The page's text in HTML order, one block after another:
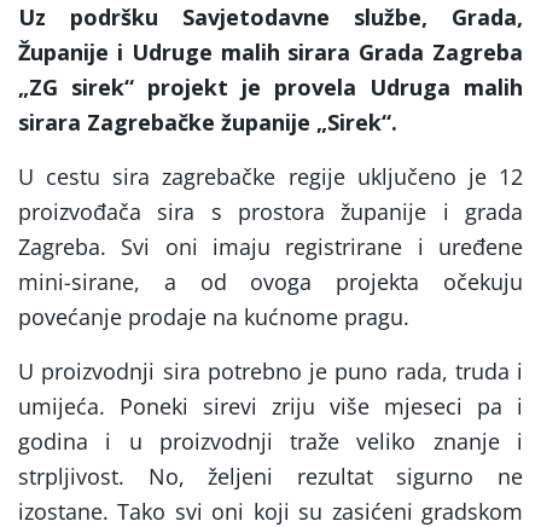
Uz podršku Savjetodavne službe, Grada,
Županije i Udruge malih sirara Grada Zagreba
„ZG sirek“ projekt je provela Udruga malih
sirara Zagrebačke županije „Sirek“.
U cestu sira zagrebačke regije uključeno je 12
proizvođača sira s prostora županije i grada
Zagreba. Svi oni imaju registrirane i uređene
mini-sirane, a od ovoga projekta očekuju
povećanje prodaje na kućnome pragu.
U proizvodnji sira potrebno je puno rada, truda i
umijeća. Poneki sirevi zriju više mjeseci pa i
godina i u proizvodnji traže veliko znanje i
strpljivost. No, željeni rezultat sigurno ne
izostane. Tako svi oni koji su zasićeni gradskom